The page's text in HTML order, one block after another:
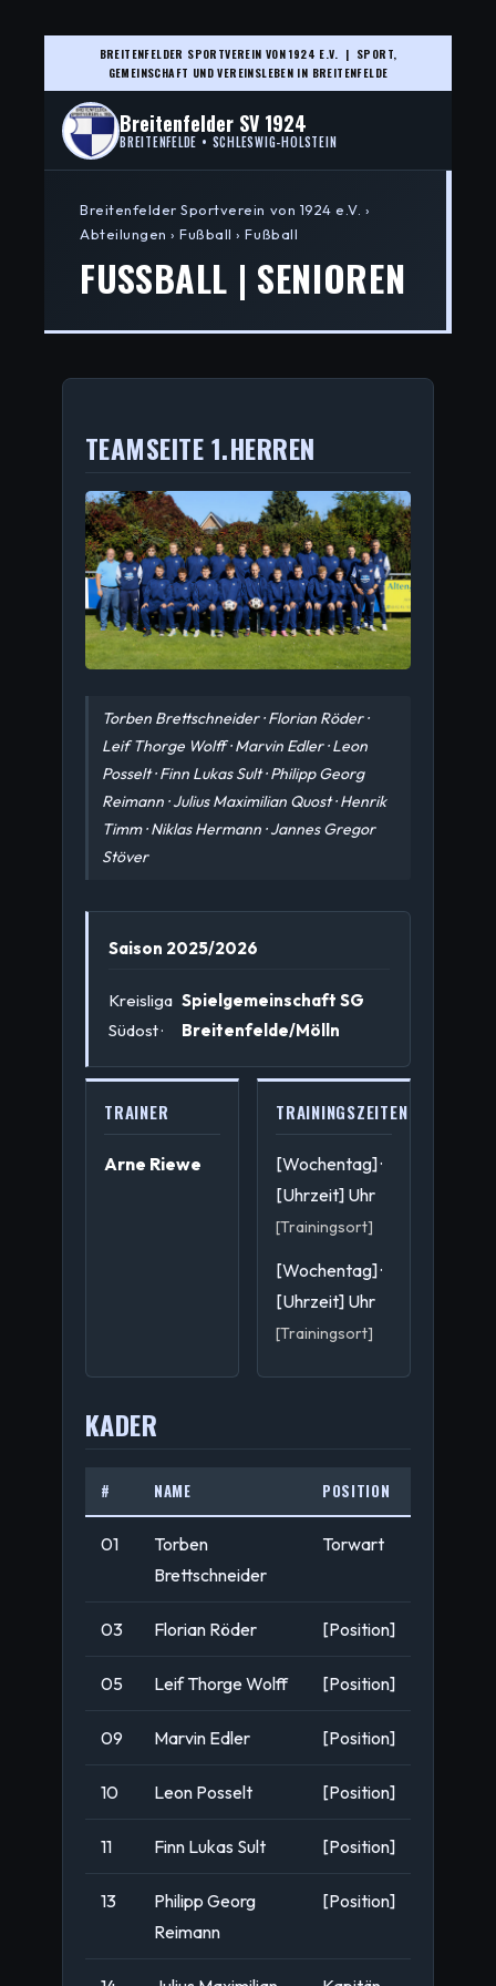
BREITENFELDER SPORTVEREIN VON 1924 E.V. | SPORT,
GEMEINSCHAFT UND VEREINSLEBEN IN BREITENFELDE
Breitenfelder SV 1924
BREITENFELDE • SCHLESWIG-HOLSTEIN
Breitenfelder Sportverein von 1924 e.V. ›
Abteilungen › Fußball › Fußball
FUSSBALL | SENIOREN
TEAMSEITE 1.HERREN
Torben Brettschneider · Florian Röder ·
Leif Thorge Wolff · Marvin Edler · Leon
Posselt · Finn Lukas Sult · Philipp Georg
Reimann · Julius Maximilian Quost · Henrik
Timm · Niklas Hermann · Jannes Gregor
Stöver
Saison 2025/2026
Kreisliga
Südost ·
Spielgemeinschaft SG
Breitenfelde/Mölln
TRAINER
Arne Riewe
TRAININGSZEITEN
[Wochentag] ·
[Uhrzeit] Uhr
[Trainingsort]
[Wochentag] ·
[Uhrzeit] Uhr
[Trainingsort]
KADER
# NAME POSITION
01
Torben
Brettschneider
Torwart
03 Florian Röder [Position]
05 Leif Thorge Wolff [Position]
09 Marvin Edler [Position]
10 Leon Posselt [Position]
11 Finn Lukas Sult [Position]
13
Philipp Georg
Reimann
[Position]